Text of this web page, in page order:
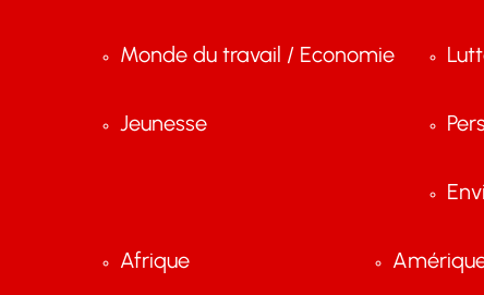
Monde du travail / Economie
Jeunesse
Afrique